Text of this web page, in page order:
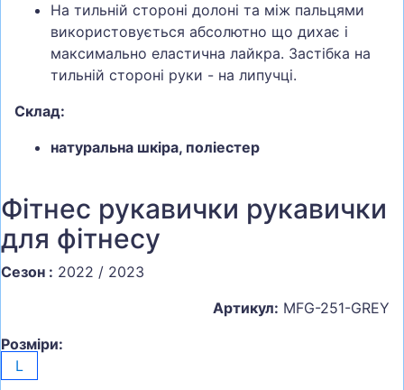
На тильній стороні долоні та між пальцями
використовується абсолютно що дихає і
максимально еластична лайкра. Застібка на
тильній стороні руки - на липучці.
Склад:
натуральна шкіра, поліестер
Фітнес рукавички рукавички
для фітнесу
Сезон : 2022 / 2023
Артикул: MFG-251-GREY
Розміри:
L